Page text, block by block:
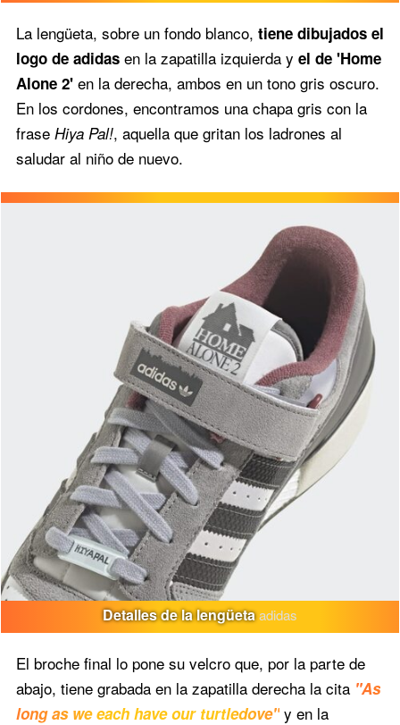
La lengüeta, sobre un fondo blanco, tiene dibujados el
logo de adidasen la zapatilla izquierda y el de 'Home
Alone 2'en la derecha, ambos en un tono gris oscuro.
En los cordones, encontramos una chapa gris con la
frase Hiya Pal!, aquella que gritan los ladrones al
saludar al niño de nuevo.
Detalles de la lengüetaadidas
El broche final lo pone su velcro que, por la parte de
abajo, tiene grabada en la zapatilla derecha la cita "As
long as we each have our turtledove"y en la